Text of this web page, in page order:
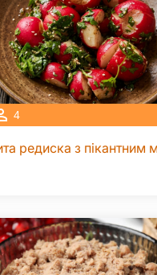
4
редиска з пікантним